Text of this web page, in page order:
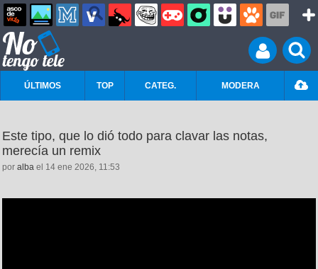
ÚLTIMOS TOP CATEG. MODERA
Este tipo, que lo dió todo para clavar las notas,
merecía un remix
por alba el 14 ene 2026, 11:53